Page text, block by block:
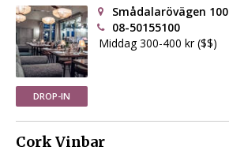
DROP-IN
Smådalarövägen 100
08-50155100
Middag 300-400 kr ($$)
Cork Vinbar